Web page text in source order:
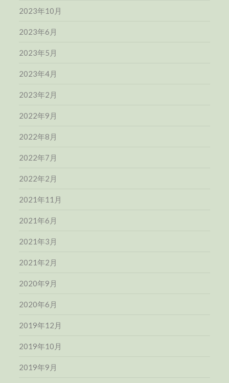
2023年10月
2023年6月
2023年5月
2023年4月
2023年2月
2022年9月
2022年8月
2022年7月
2022年2月
2021年11月
2021年6月
2021年3月
2021年2月
2020年9月
2020年6月
2019年12月
2019年10月
2019年9月